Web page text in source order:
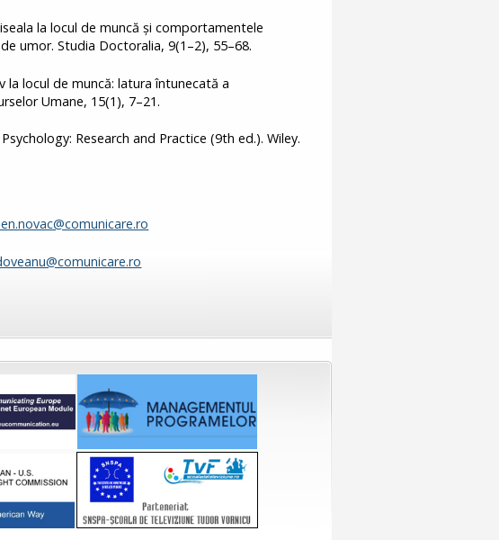
la locul de muncă și comportamentele
umor. Studia Doctoralia, 9(1–2), 55–68.
la locul de muncă: latura întunecată a
Umane, 15(1), 7–21.
Research and Practice (9th ed.). Wiley.